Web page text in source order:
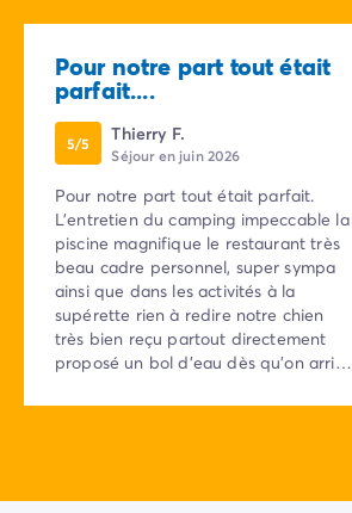
Pour notre part tout était
parfait....
5/5 Thierry F.
Séjour en juin 2026
Pour notre part tout était parfait.
L'entretien du camping impeccable la
piscine magnifique le restaurant très
beau cadre personnel, super sympa
ainsi que dans les activités à la
supérette rien à redire notre chien
très bien reçu partout directement
proposé un bol d'eau dès qu'on arrive
comptons revenir l'an prochain car